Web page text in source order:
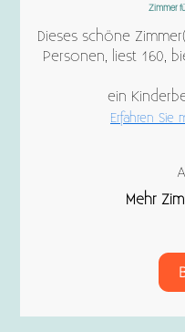
Zimmer
Dieses schöne
Personen, liest 160,
ein
Erfahren Sie
Mehr